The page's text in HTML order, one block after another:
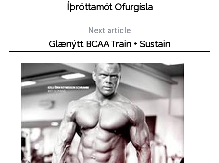
Íþróttamót Ofurgísla
Next article
Glænýtt BCAA Train + Sustain
e
a
r